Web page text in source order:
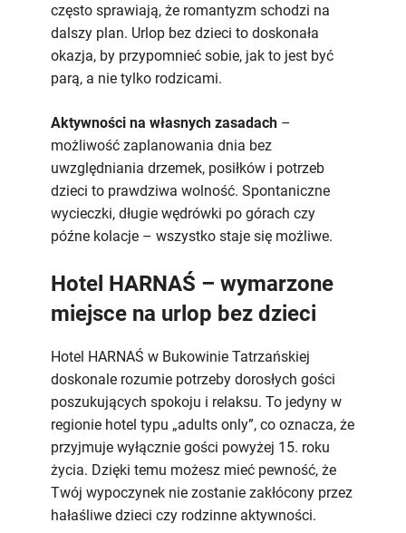
często sprawiają, że romantyzm schodzi na
dalszy plan. Urlop bez dzieci to doskonała
okazja, by przypomnieć sobie, jak to jest być
parą, a nie tylko rodzicami.
Aktywności na własnych zasadach –
możliwość zaplanowania dnia bez
uwzględniania drzemek, posiłków i potrzeb
dzieci to prawdziwa wolność. Spontaniczne
wycieczki, długie wędrówki po górach czy
późne kolacje – wszystko staje się możliwe.
Hotel HARNAŚ – wymarzone
miejsce na urlop bez dzieci
Hotel HARNAŚ w Bukowinie Tatrzańskiej
doskonale rozumie potrzeby dorosłych gości
poszukujących spokoju i relaksu. To jedyny w
regionie hotel typu „adults only”, co oznacza, że
przyjmuje wyłącznie gości powyżej 15. roku
życia. Dzięki temu możesz mieć pewność, że
Twój wypoczynek nie zostanie zakłócony przez
hałaśliwe dzieci czy rodzinne aktywności.